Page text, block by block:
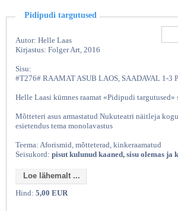
Pidipudi targutused
Autor: Helle Laas
Kirjastus: Folger Art, 2016
Sisu:
#T276# RAAMAT ASUB LAOS, SAADAVAL 1-3
Helle Laasi kümnes raamat «Pidipudi targutused»
Mõtteteri asus armastatud Nukuteatri näitleja
esietendus tema monolavastus
Teema: Aforismid, mõtteterad, kinkeraamatud
Seisukord: pisut kulunud kaaned, sisu olemas ja
Loe lähemalt ...
Hind: 5,00 EUR